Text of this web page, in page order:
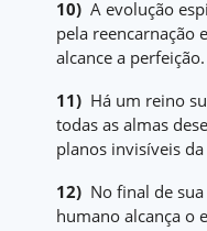
10) A evolução
pela reencarnação
alcance a perfeição.
11) Há um reino
todas as almas
planos invisíveis da
12) No final de
humano alcança o